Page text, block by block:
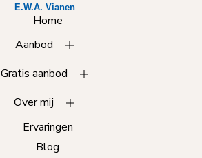
Home
Aanbod
Gratis aanbod
Over mij
Ervaringen
Blog